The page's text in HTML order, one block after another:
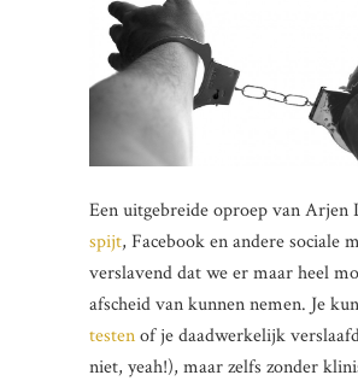
Een uitgebreide oproep van Arjen
spijt, Facebook en andere sociale
verslavend dat we er maar heel
afscheid van kunnen nemen. Je
testenof je daadwerkelijk
niet, yeah!), maar zelfs zonder